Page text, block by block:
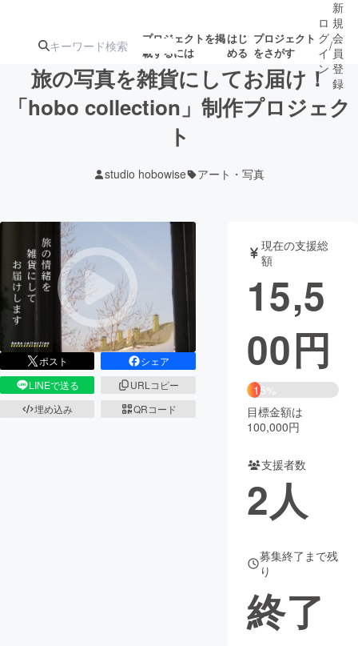
プロジェクトを掲
載するには
はじ
める
プロジェクト
をさがす
注目の新着プロ
テクノロジー・ガジェット
映像・映画 書籍・雑誌
ビジネス・起業 チャレンジ
まちづくり・地域活性化
CAMPFIRE Creation
コミュニティ
ロ
グ
イ
ン
/
新
規
会
員
登
録
旅の写真を雑貨にしてお届け！
「hobo collection」制作プロジェク
ト
studio hobowise アート・写真
ポスト
シェア
LINEで送る
URLコピー
埋め込み
QRコード
現在の支援総
額
15,5
00円
15%
目標金額は
100,000円
支援者数
2人
募集終了まで残
り
終了